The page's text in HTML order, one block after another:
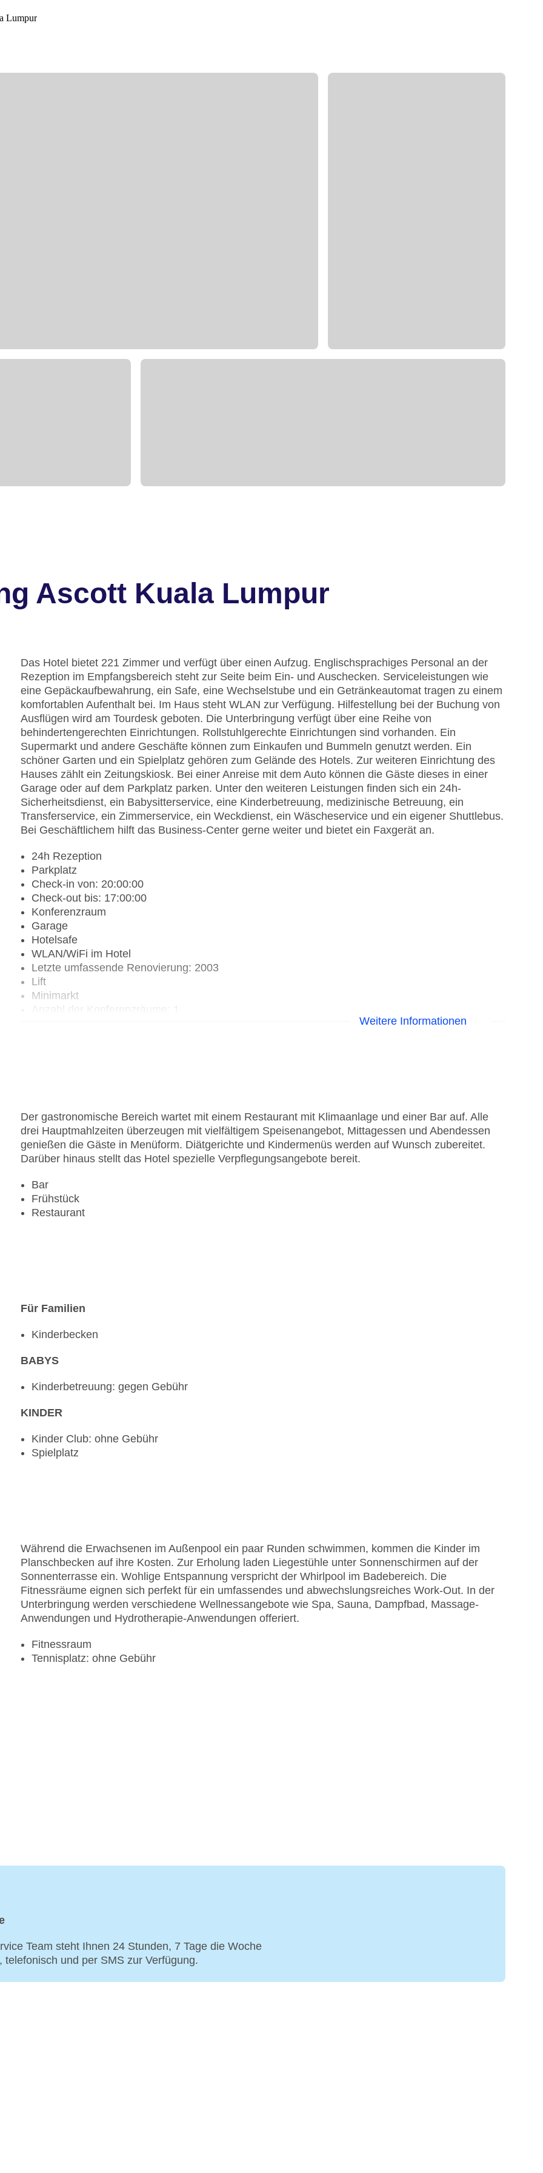
Ascott Kuala Lumpur
Das Hotel bietet 221 Zimmer und verfügt über einen Aufzug. Englischsprachiges Personal an der
Rezeption im Empfangsbereich steht zur Seite beim Ein- und Auschecken. Serviceleistungen wie
eine Gepäckaufbewahrung, ein Safe, eine Wechselstube und ein Getränkeautomat tragen zu einem
komfortablen Aufenthalt bei. Im Haus steht WLAN zur Verfügung. Hilfestellung bei der Buchung von
Ausflügen wird am Tourdesk geboten. Die Unterbringung verfügt über eine Reihe von
behindertengerechten Einrichtungen. Rollstuhlgerechte Einrichtungen sind vorhanden. Ein
Supermarkt und andere Geschäfte können zum Einkaufen und Bummeln genutzt werden. Ein
schöner Garten und ein Spielplatz gehören zum Gelände des Hotels. Zur weiteren Einrichtung des
Hauses zählt ein Zeitungskiosk. Bei einer Anreise mit dem Auto können die Gäste dieses in einer
Garage oder auf dem Parkplatz parken. Unter den weiteren Leistungen finden sich ein 24h-
Sicherheitsdienst, ein Babysitterservice, eine Kinderbetreuung, medizinische Betreuung, ein
Transferservice, ein Zimmerservice, ein Weckdienst, ein Wäscheservice und ein eigener Shuttlebus.
Bei Geschäftlichem hilft das Business-Center gerne weiter und bietet ein Faxgerät an.
24h Rezeption
Parkplatz
Check-in von: 20:00:00
Check-out bis: 17:00:00
Konferenzraum
Garage
Hotelsafe
WLAN/WiFi im Hotel
Letzte umfassende Renovierung: 2003
Lift
Minimarkt
Anzahl der Konferenzräume: 1
Landeskategorie: 5 Sterne
Weitere Informationen
Der gastronomische Bereich wartet mit einem Restaurant mit Klimaanlage und einer Bar auf. Alle
drei Hauptmahlzeiten überzeugen mit vielfältigem Speisenangebot, Mittagessen und Abendessen
genießen die Gäste in Menüform. Diätgerichte und Kindermenüs werden auf Wunsch zubereitet.
Darüber hinaus stellt das Hotel spezielle Verpflegungsangebote bereit.
Bar
Frühstück
Restaurant
Für Familien
Kinderbecken
BABYS
Kinderbetreuung: gegen Gebühr
KINDER
Kinder Club: ohne Gebühr
Spielplatz
Während die Erwachsenen im Außenpool ein paar Runden schwimmen, kommen die Kinder im
Planschbecken auf ihre Kosten. Zur Erholung laden Liegestühle unter Sonnenschirmen auf der
Sonnenterrasse ein. Wohlige Entspannung verspricht der Whirlpool im Badebereich. Die
Fitnessräume eignen sich perfekt für ein umfassendes und abwechslungsreiches Work-Out. In der
Unterbringung werden verschiedene Wellnessangebote wie Spa, Sauna, Dampfbad, Massage-
Anwendungen und Hydrotherapie-Anwendungen offeriert.
Fitnessraum
Tennisplatz: ohne Gebühr
Team steht Ihnen 24 Stunden, 7 Tage die Woche
und per SMS zur Verfügung.